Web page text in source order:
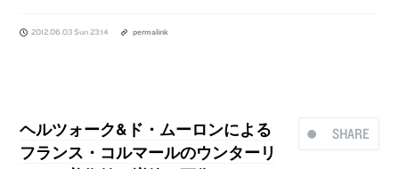
2012.06.03 Sun 23:14 permalink
SHARE
ヘルツォーク&ド・ムーロンによる
フランス・コルマールのウンターリ